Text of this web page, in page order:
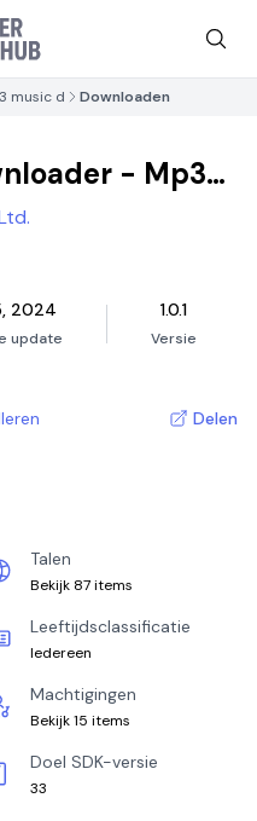
music d Downloaden
- Mp3
2024
update
1.0.1
Versie
Delen
Talen
Bekijk 87 items
Leeftijdsclassificatie
Iedereen
Machtigingen
Bekijk 15 items
Doel SDK-versie
33